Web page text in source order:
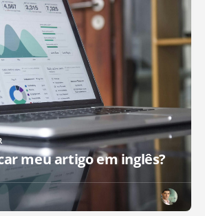
meu artigo em inglês?